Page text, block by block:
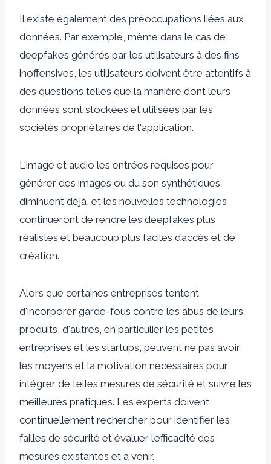
Il existe également des préoccupations liées aux
données. Par exemple, même dans le cas de
deepfakes générés par les utilisateurs à des fins
inoffensives, les utilisateurs doivent être attentifs à
des questions telles que la manière dont leurs
données sont stockées et utilisées par les
sociétés propriétaires de l'application.
L'image et audio les entrées requises pour
générer des images ou du son synthétiques
diminuent déjà, et les nouvelles technologies
continueront de rendre les deepfakes plus
réalistes et beaucoup plus faciles d’accès et de
création.
Alors que certaines entreprises tentent
d'incorporer garde-fous contre les abus de leurs
produits, d'autres, en particulier les petites
entreprises et les startups, peuvent ne pas avoir
les moyens et la motivation nécessaires pour
intégrer de telles mesures de sécurité et suivre les
meilleures pratiques. Les experts doivent
continuellement rechercher pour identifier les
failles de sécurité et évaluer l’efficacité des
mesures existantes et à venir.